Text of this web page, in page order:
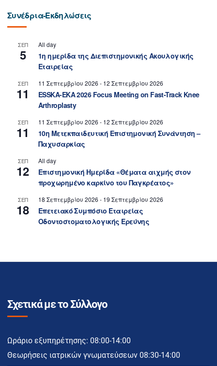
Συνέδρια-Εκδηλώσεις
ΣΕΠ
5
All day
1η ημερίδα της Διεπιστημονικής Ακουλογικής
Εταιρείας
ΣΕΠ
11
11 Σεπτεμβρίου 2026 - 12 Σεπτεμβρίου 2026
ESSKA-EKA 2026 Focus Meeting on Fast-Track Knee
Arthroplasty
ΣΕΠ
11
11 Σεπτεμβρίου 2026 - 12 Σεπτεμβρίου 2026
10η Μετεκπαιδευτική Επιστημονική Συνάντηση –
Παχυσαρκίας
ΣΕΠ
12
All day
Επιστημονική Ημερίδα «Θέματα αιχμής στον
προχωρημένο καρκίνο του Παγκρέατος»
ΣΕΠ
18
18 Σεπτεμβρίου 2026 - 19 Σεπτεμβρίου 2026
Επετειακό Συμπόσιο Εταιρείας
Οδοντοστοματολογικής Ερεύνης
Σχετικά με το Σύλλογο
Ωράριο εξυπηρέτησης: 08:00-14:00
Θεωρήσεις ιατρικών γνωματεύσεων 08:30-14:00